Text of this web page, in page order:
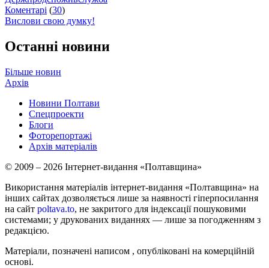
Коментарі (30)
Вислови свою думку!
Останні новини
Більше новин
Архів
Новини Полтави
Спецпроекти
Блоги
Фоторепортажі
Архів матеріалів
© 2009 – 2026 Інтернет-видання «Полтавщина»
Використання матеріалів інтернет-видання «Полтавщина» на
інших сайтах дозволяється лише за наявності гіперпосилання
на сайт poltava.to, не закритого для індексації пошуковими
системами; у друкованих виданнях — лише за погодженням з
редакцією.
Матеріали, позначені написом , опубліковані на комерційній
основі.